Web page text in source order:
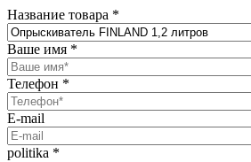
Название товара *
Ваше имя *
Телефон *
E-mail
politika *